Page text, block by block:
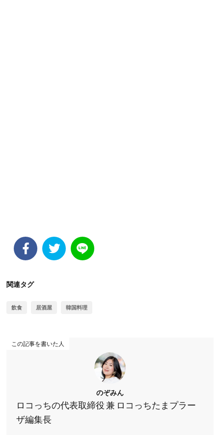
関連タグ
飲食 居酒屋 韓国料理
この記事を書いた人
のぞみん
ロコっちの代表取締役 兼 ロコっちたまプラー
ザ編集長